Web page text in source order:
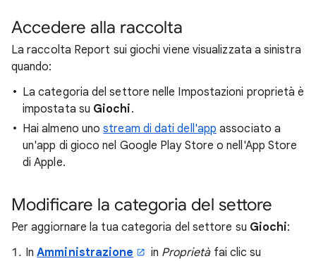
Accedere alla raccolta
La raccolta Report sui giochi viene visualizzata a sinistra
quando:
La categoria del settore nelle Impostazioni proprietà è
impostata su Giochi.
Hai almeno unostream di dati dell'app associato a
un'app di gioco nel Google Play Store o nell'App Store
di Apple.
Modificare la categoria del settore
Per aggiornare la tua categoria del settore su Giochi:
InAmministrazione in Proprietàfai clic su